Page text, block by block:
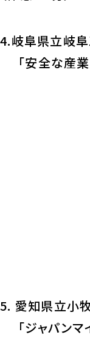
4.岐阜県立岐
「安全な産
5. 愛知県立小
「ジャパン